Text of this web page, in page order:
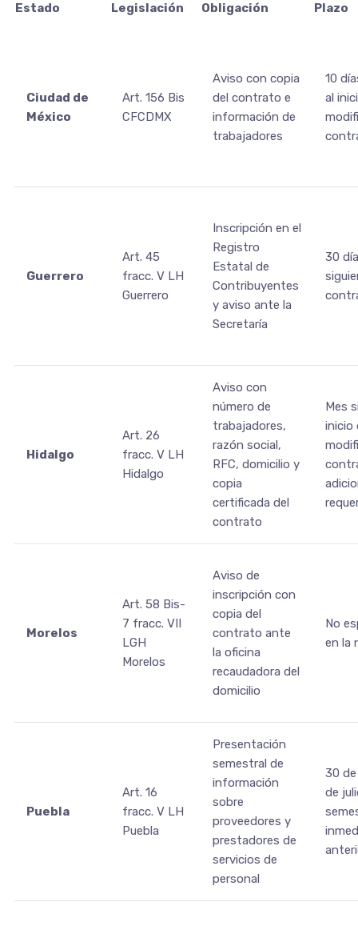
Estado Legislación Obligación Plazo
Ciudad de
México
Art. 156 Bis
CFCDMX
Aviso con copia
del contrato e
información de
trabajadores
10
al
Guerrero
Art. 45
fracc. V LH
Guerrero
Inscripción en el
Registro
Estatal de
Contribuyentes
y aviso ante la
Secretaría
30
Hidalgo
Art. 26
fracc. V LH
Hidalgo
Aviso con
número de
trabajadores,
razón social,
RFC, domicilio y
copia
certificada del
contrato
Mes
inicio
Morelos
Art. 58 Bis-
7 fracc. VII
LGH
Morelos
Aviso de
inscripción con
copia del
contrato ante
la oficina
recaudadora del
domicilio
No
en la
Puebla
Art. 16
fracc. V LH
Puebla
Presentación
semestral de
información
sobre
proveedores y
prestadores de
servicios de
personal
30
de